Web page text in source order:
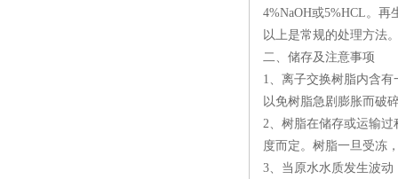
4%NaOH或5%HCL。
以上是常规的处理方法
二、储存及注意事项
1、离子交换树脂内含
以免树脂急剧膨胀而破
2、树脂在储存或运输
度而定。树脂一旦受冻
3、当原水水质发生波